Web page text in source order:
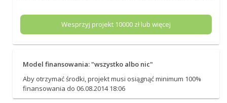
Wesprzyj projekt 10000zł lub więcej
Model finansowania: "wszystko albo nic"
Aby otrzymać środki, projekt musi osiągnąć minimum 100%
finansowania do 06.08.2014 18:06